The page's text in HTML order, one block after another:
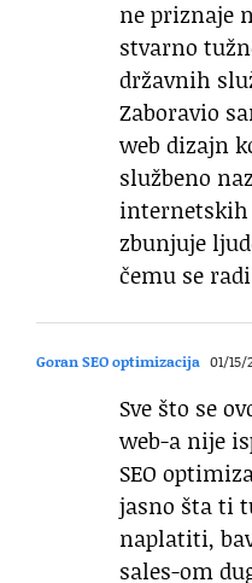
ne priznaje
stvarno
državnih
Zaboravio
web dizajn
službeno
internetskih
zbunjuje
čemu se
Goran SEO optimizacija 01/15/
Sve što se
web-a nije
SEO
jasno šta ti
naplatiti,
sales-om